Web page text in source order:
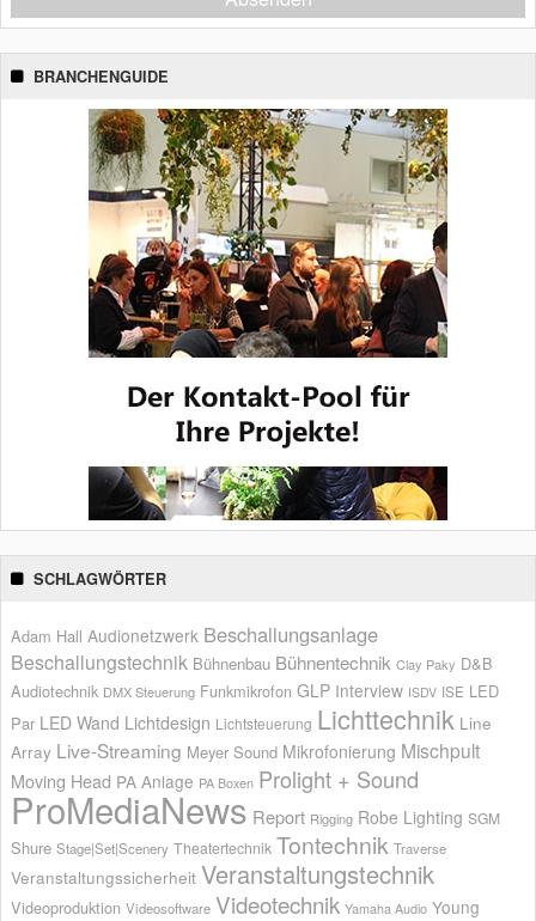
BRANCHENGUIDE
SCHLAGWÖRTER
Adam Hall Audionetzwerk Beschallungsanlage
Beschallungstechnik Bühnenbau Bühnentechnik Clay Paky D&B
Audiotechnik DMX Steuerung Funkmikrofon GLP Interview ISDV ISE LED
Par LED Wand Lichtdesign Lichtsteuerung Lichttechnik Line
Array Live-Streaming Meyer Sound Mikrofonierung Mischpult
Moving Head PA Anlage PA Boxen Prolight + Sound
ProMediaNews Report Rigging Robe Lighting SGM
Shure Stage|Set|Scenery Theatertechnik Tontechnik Traverse
Veranstaltungssicherheit Veranstaltungstechnik
Videoproduktion Videosoftware Videotechnik Yamaha Audio Young